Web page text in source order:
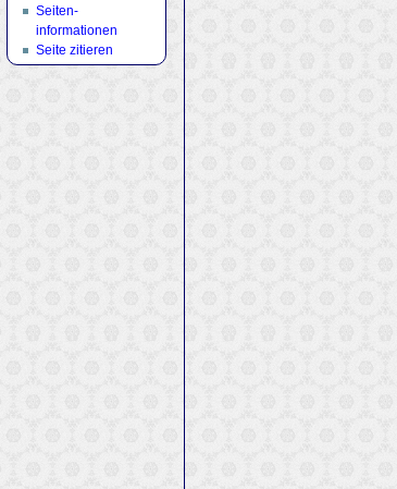
Seiten­
informationen
Seite zitieren